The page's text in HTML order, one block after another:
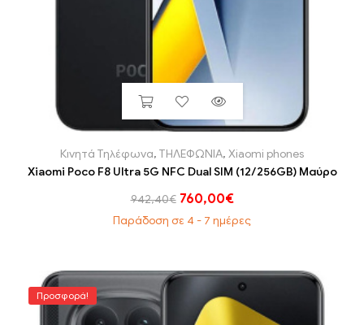
Κινητά Τηλέφωνα, ΤΗΛΕΦΩΝΙΑ, Xiaomi phones
Xiaomi Poco F8 Ultra 5G NFC Dual SIM (12/256GB) Μαύρο
942,40€ 760,00€
Παράδοση σε 4 - 7 ημέρες
Προσφορά!